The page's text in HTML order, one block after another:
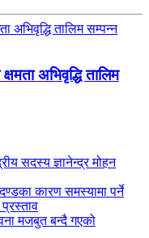
अभिवृद्धि तालिम
सदस्य ज्ञानेन्द्र मोहन
कारण समस्यामा पर्ने
मजबुत बन्दै गएको